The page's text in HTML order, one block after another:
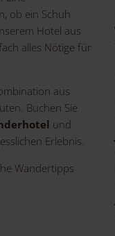
ob ein Schuh
Hotel aus
alles Nötige für
aus
Buchen Sie
und
Erlebnis.
Wandertipps